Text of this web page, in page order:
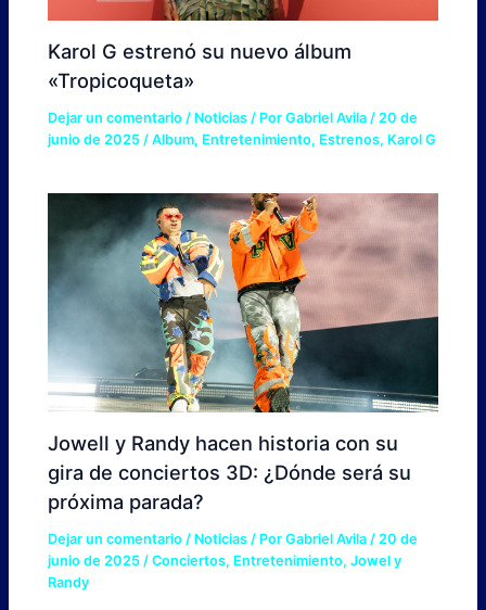
Karol G estrenó su nuevo álbum
«Tropicoqueta»
Dejar un comentario / Noticias / PorGabriel Avila / 20 de
junio de 2025 /Album, Entretenimiento, Estrenos, Karol G
Jowell y Randy hacen historia con su
gira de conciertos 3D: ¿Dónde será su
próxima parada?
Dejar un comentario / Noticias / PorGabriel Avila / 20 de
junio de 2025 /Conciertos, Entretenimiento,Jowel y
Randy